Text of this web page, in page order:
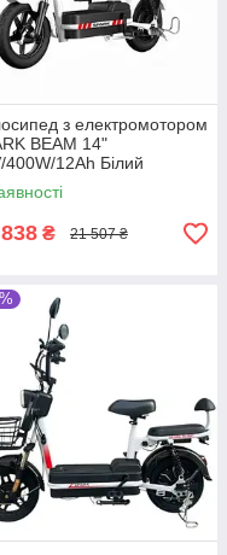
з електромотором
BEAM 14"
400W/12Ah Білий
₴ 21 507 ₴